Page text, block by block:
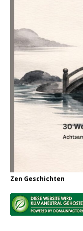
Zen Geschichten